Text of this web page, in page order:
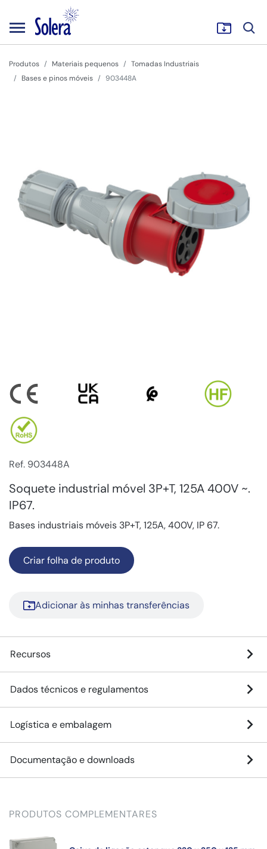
Produtos Materiais pequenos
Tomadas Industriais
Bases e pinos móveis
903448A
Ref. 903448A
Soquete industrial móvel 3P+T, 125A 400V ~.
IP67.
Bases industriais móveis 3P+T, 125A, 400V, IP 67.
Criar folha de produto
Adicionar às minhas transferências
Recursos
Dados técnicos e regulamentos
Logística e embalagem
Documentação e downloads
PRODUTOS COMPLEMENTARES